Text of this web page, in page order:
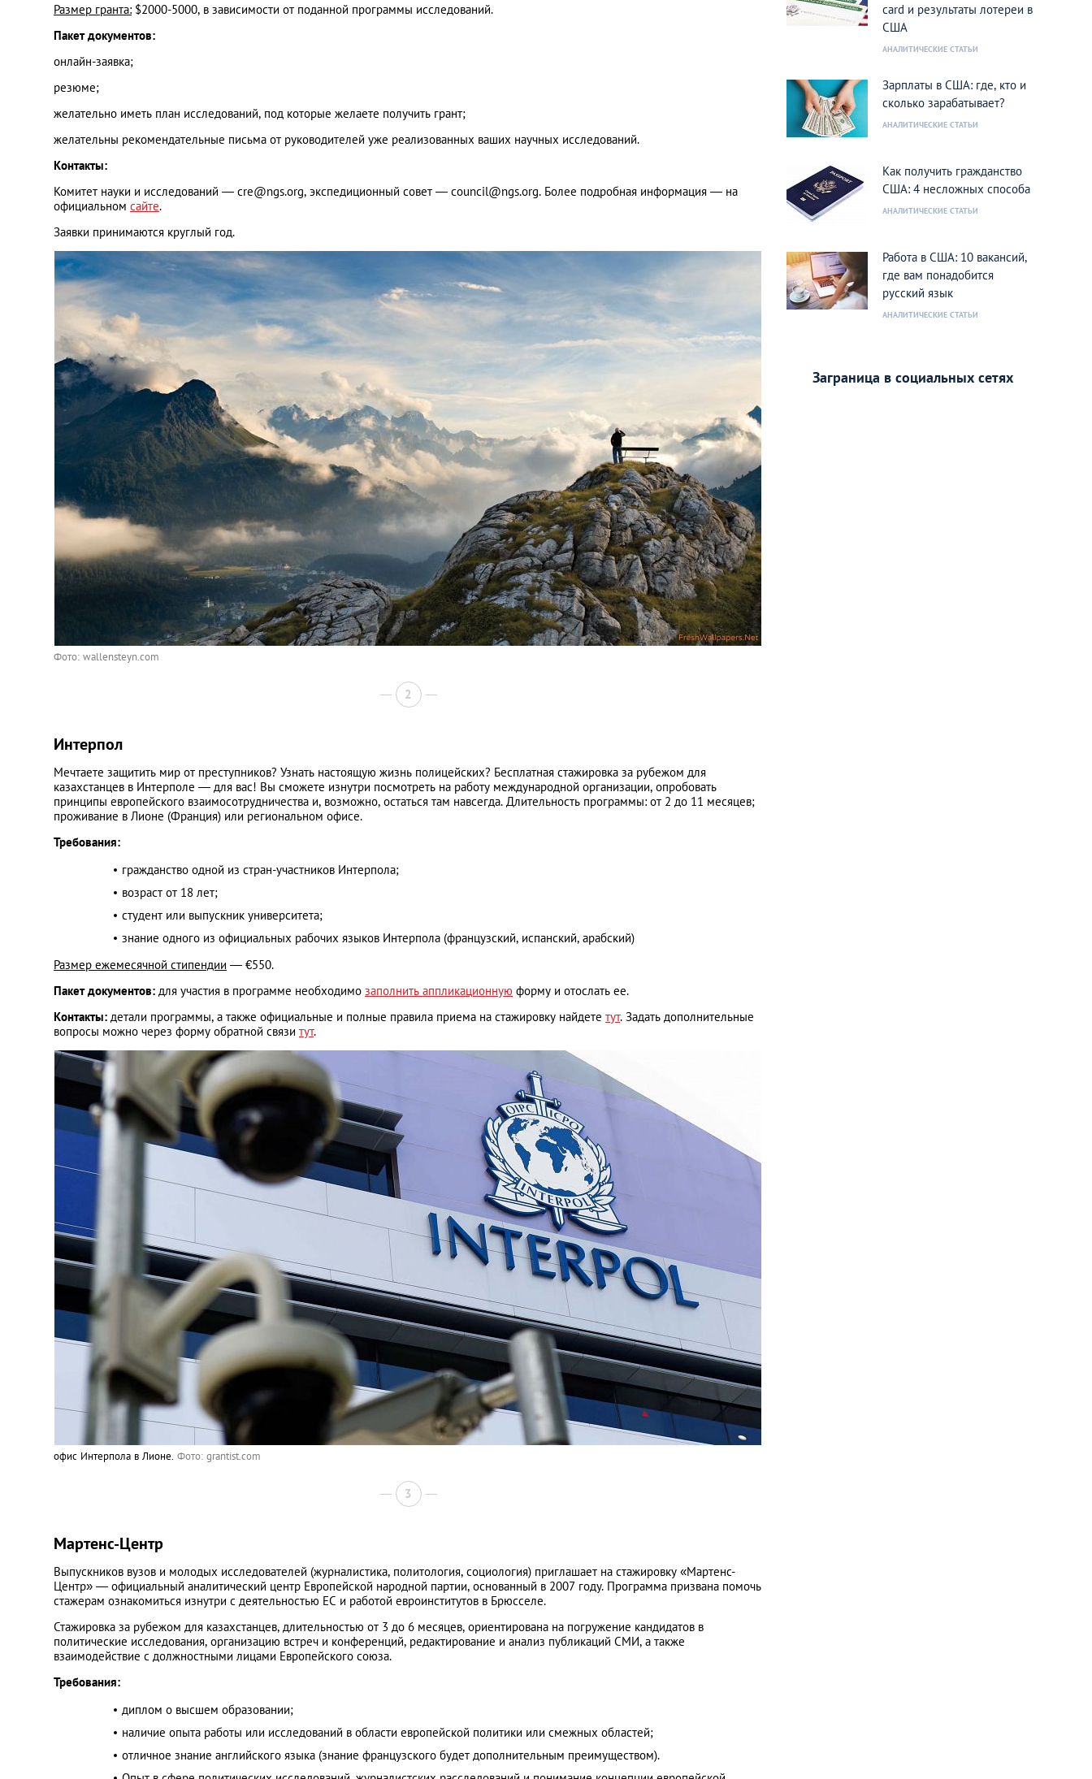
Франция
Эстония
Размер гранта: $2000-5000, в зависимости от поданной программы исследований.
Пакет документов:
онлайн-заявка;
резюме;
желательно иметь план исследований, под которые желаете получить грант;
желательны рекомендательные письма от руководителей уже реализованных ваших научных исследований.
Контакты:
Комитет науки и исследований — cre@ngs.org, экспедиционный совет — council@ngs.org. Более подробная информация — на
официальном сайте.
Заявки принимаются круглый год.
Фото: wallensteyn.com
2
Интерпол
Мечтаете защитить мир от преступников? Узнать настоящую жизнь полицейских? Бесплатная стажировка за рубежом для
казахстанцев в Интерполе — для вас! Вы сможете изнутри посмотреть на работу международной организации, опробовать
принципы европейского взаимосотрудничества и, возможно, остаться там навсегда. Длительность программы: от 2 до 11 месяцев;
проживание в Лионе (Франция) или региональном офисе.
Требования:
гражданство одной из стран-участников Интерпола;
возраст от 18 лет;
студент или выпускник университета;
знание одного из официальных рабочих языков Интерпола (французский, испанский, арабский)
Размер ежемесячной стипендии — €550.
Пакет документов: для участия в программе необходимо заполнить аппликационную форму и отослать ее.
Контакты: детали программы, а также официальные и полные правила приема на стажировку найдете тут. Задать дополнительные
вопросы можно через форму обратной связи тут.
офис Интерпола в Лионе. Фото: grantist.com
3
Мартенс-Центр
Выпускников вузов и молодых исследователей (журналистика, политология, социология) приглашает на стажировку «Мартенс-
Центр» — официальный аналитический центр Европейской народной партии, основанный в 2007 году. Программа призвана помочь
стажерам ознакомиться изнутри с деятельностью ЕС и работой евроинститутов в Брюсселе.
Стажировка за рубежом для казахстанцев, длительностью от 3 до 6 месяцев, ориентирована на погружение кандидатов в
политические исследования, организацию встреч и конференций, редактирование и анализ публикаций СМИ, а также
взаимодействие с должностными лицами Европейского союза.
Требования:
диплом о высшем образовании;
наличие опыта работы или исследований в области европейской политики или смежных областей;
отличное знание английского языка (знание французского будет дополнительным преимуществом).
card и результаты лотереи в
США
АНАЛИТИЧЕСКИЕ СТАТЬИ
Зарплаты в США: где, кто и
сколько зарабатывает?
АНАЛИТИЧЕСКИЕ СТАТЬИ
Как получить гражданство
США: 4 несложных способа
АНАЛИТИЧЕСКИЕ СТАТЬИ
Работа в США: 10 вакансий,
где вам понадобится
русский язык
АНАЛИТИЧЕСКИЕ СТАТЬИ
Заграница в социальных сетях